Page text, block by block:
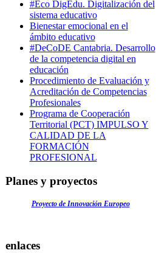
#Eco DigEdu. Digitalización del
sistema educativo
Bienestar emocional en el
ámbito educativo
#DeCoDE Cantabria. Desarrollo
de la competencia digital en
educación
Procedimiento de Evaluación y
Acreditación de Competencias
Profesionales
Programa de Cooperación
Territorial (PCT) IMPULSO Y
CALIDAD DE LA
FORMACIÓN
PROFESIONAL
Planes y proyectos
Proyecto de Innovación Europeo
enlaces